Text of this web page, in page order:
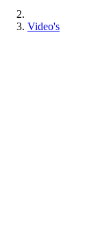
Video's